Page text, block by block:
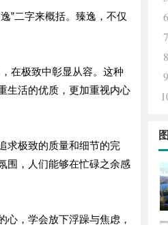
”二字来概括。臻逸，不仅
在极致中彰显从容。这种
生活的优质，更加重视内心
求极致的质量和细节的完
围，人们能够在忙碌之余感
，学会放下浮躁与焦虑，
状